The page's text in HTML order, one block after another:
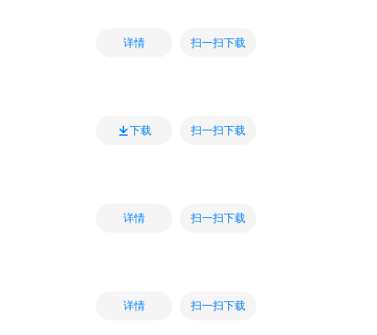
详情 扫一扫下载
下载 扫一扫下载
详情 扫一扫下载
详情 扫一扫下载